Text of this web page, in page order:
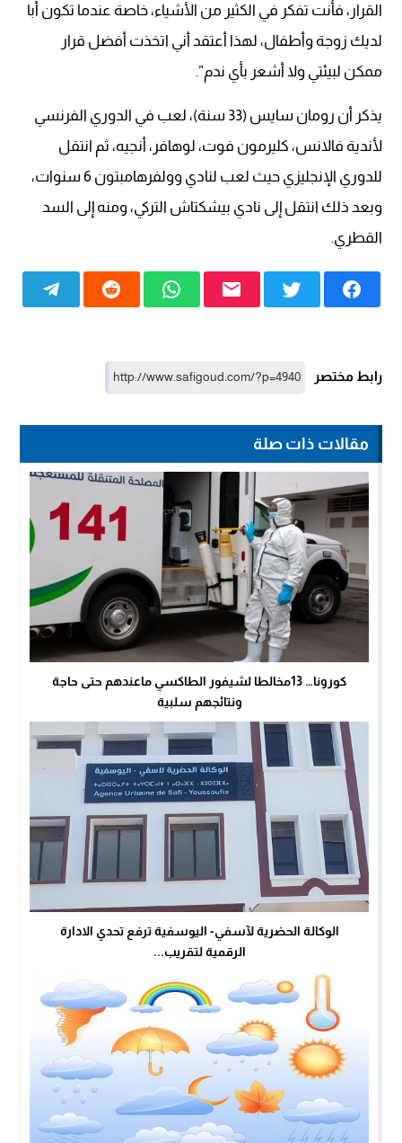
القرار، فأنت تفكر في الكثير من الأشياء، خاصة عندما تكون أبا
لديك زوجة وأطفال، لهذا أعتقد أني اتخذت أفضل قرار
ممكن لبيئتي ولا أشعر بأي ندم”.
يذكر أن رومان سايس (33 سنة)، لعب في الدوري الفرنسي
لأندية فالانس، كليرمون فوت، لوهافر، أنجيه، ثم انتقل
للدوري الإنجليزي حيث لعب لنادي وولفرهامبتون 6 سنوات،
وبعد ذلك انتقل إلى نادي بيشكتاش التركي، ومنه إلى السد
القطري.
رابط مختصر
مقالات ذات صلة
كورونا… 13مخالطا لشيفور الطاكسي ماعندهم حتى حاجة
ونتائجهم سلبية
الوكالة الحضرية لآسفي- اليوسفية ترفع تحدي الادارة
الرقمية لتقريب...